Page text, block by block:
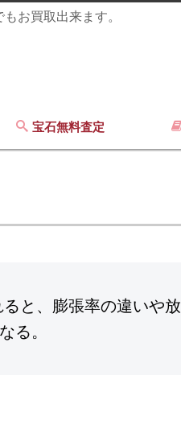
お買取出来ます。
宝石無料査定
と、膨張率の違いや放
る。